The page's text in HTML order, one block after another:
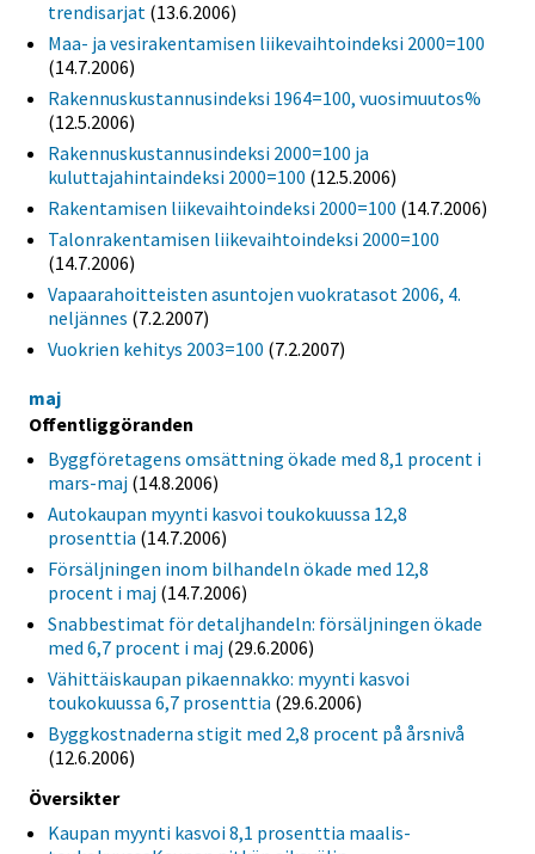
trendisarjat (13.6.2006)
Maa- ja vesirakentamisen liikevaihtoindeksi 2000=100
(14.7.2006)
Rakennuskustannusindeksi 1964=100, vuosimuutos%
(12.5.2006)
Rakennuskustannusindeksi 2000=100 ja
kuluttajahintaindeksi 2000=100 (12.5.2006)
Rakentamisen liikevaihtoindeksi 2000=100 (14.7.2006)
Talonrakentamisen liikevaihtoindeksi 2000=100
(14.7.2006)
Vapaarahoitteisten asuntojen vuokratasot 2006, 4.
neljännes (7.2.2007)
Vuokrien kehitys 2003=100 (7.2.2007)
maj
Offentliggöranden
Byggföretagens omsättning ökade med 8,1 procent i
mars-maj (14.8.2006)
Autokaupan myynti kasvoi toukokuussa 12,8
prosenttia (14.7.2006)
Försäljningen inom bilhandeln ökade med 12,8
procent i maj (14.7.2006)
Snabbestimat för detaljhandeln: försäljningen ökade
med 6,7 procent i maj (29.6.2006)
Vähittäiskaupan pikaennakko: myynti kasvoi
toukokuussa 6,7 prosenttia (29.6.2006)
Byggkostnaderna stigit med 2,8 procent på årsnivå
(12.6.2006)
Översikter
Kaupan myynti kasvoi 8,1 prosenttia maalis-